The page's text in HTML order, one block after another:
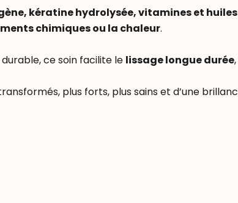
kératine hydrolysée, vitamines et
chimiques ou la chaleur.
ce soin facilite le lissage longue durée
plus forts, plus sains et d’une